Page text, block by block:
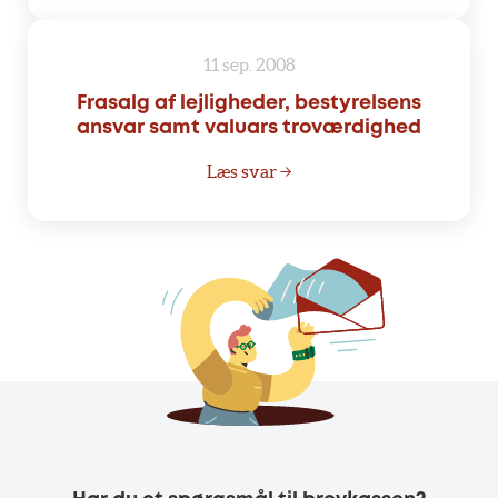
11 sep. 2008
Frasalg af lejligheder, bestyrelsens
ansvar samt valuars troværdighed
Læs svar →